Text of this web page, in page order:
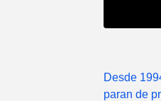
Desde
paran de